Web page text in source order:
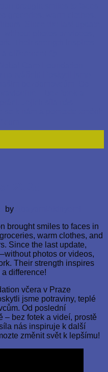
by
brought smiles to faces in
warm clothes, and
Since the last update,
photos or videos,
Their strength inspires
difference!
včera v Praze
jsme potraviny, teplé
Od poslední
– bez fotek a videí, prostě
nás inspiruje k další
změnit svět k lepšímu!